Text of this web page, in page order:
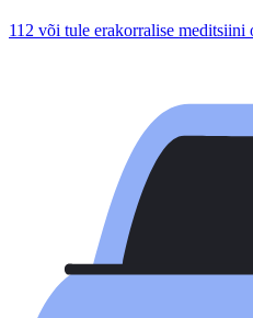
112 või tule erakorralise meditsiini